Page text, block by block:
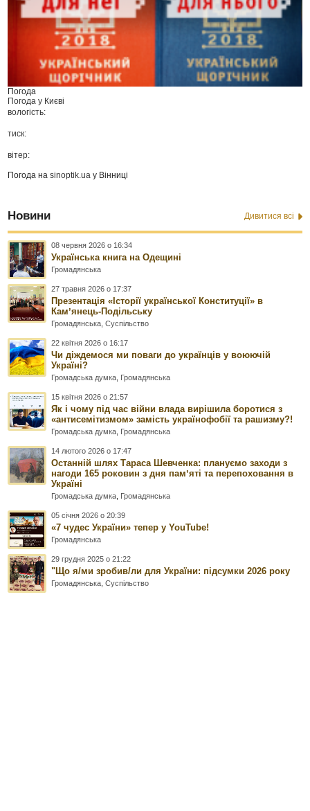
Погода
Погода у Києві
вологість:
тиск:
вітер:
Погода наsinoptik.ua у Вінниці
Новини Дивитися всі
08 червня 2026 о 16:34
Українська книга на Одещині
Громадянська
27 травня 2026 о 17:37
Презентація «Історії української Конституції» в
Камʼянець-Подільську
Громадянська ,Суспільство
22 квітня 2026 о 16:17
Чи діждемося ми поваги до українців у воюючій
Україні?
Громадська думка Громадянська
15 квітня 2026 о 21:57
Як і чому під час війни влада вирішила боротися з
«антисемітизмом» замість українофобії та рашизму?!
Громадська думка Громадянська
14 лютого 2026 о 17:47
Останній шлях Тараса Шевченка: плануємо заходи з
нагоди 165 роковин з дня памʼяті та перепоховання в
Україні
Громадська думка Громадянська
05 січня 2026 о 20:39
«7 чудес України» тепер у YouTube!
Громадянська
29 грудня 2025 о 21:22
"Що я/ми зробив/ли для України: підсумки 2026 року
Громадянська ,Суспільство